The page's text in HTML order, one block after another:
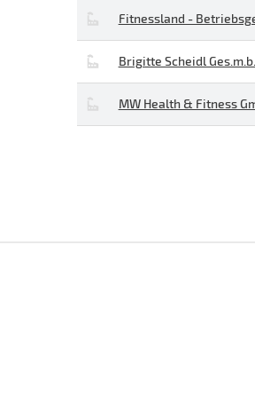
Fitnessland -
Brigitte Scheidl
MW Health & Fitness